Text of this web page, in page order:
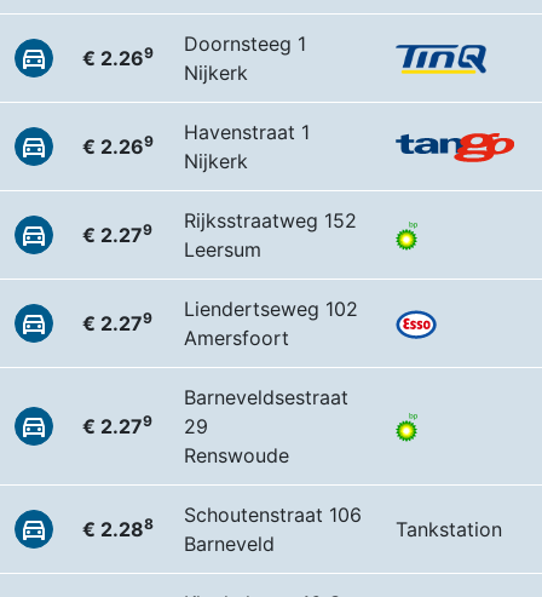
€ 2.269
Doornsteeg 1
Nijkerk
€ 2.269
Havenstraat 1
Nijkerk
€ 2.279
Rijksstraatweg 152
Leersum
€ 2.279
Liendertseweg 102
Amersfoort
€ 2.279
Barneveldsestraat
29
Renswoude
€ 2.288
Schoutenstraat 106
Barneveld
Tankstation